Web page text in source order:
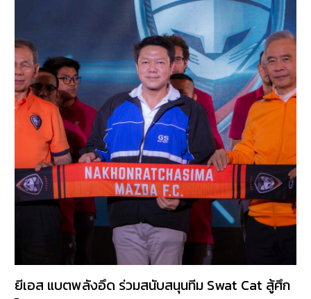
ยีเอส แบตพลังอึด ร่วมสนับสนุนทีม Swat Cat สู้ศึก